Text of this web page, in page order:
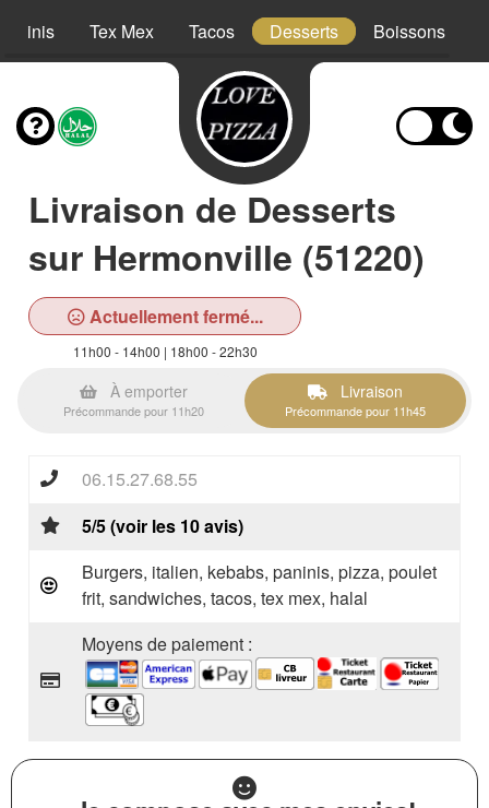
Tex Mex Tacos Desserts Boissons
Livraison de Desserts
sur Hermonville (51220)
Actuellement fermé...
11h00 - 14h00 | 18h00 - 22h30
À emporter
Précommande pour 11h20
Livraison
Précommande pour 11h45
06.15.27.68.55
5/5 (voir les 10 avis)
Burgers, italien, kebabs, paninis, pizza, poulet
frit, sandwiches, tacos, tex mex, halal
Moyens de paiement :